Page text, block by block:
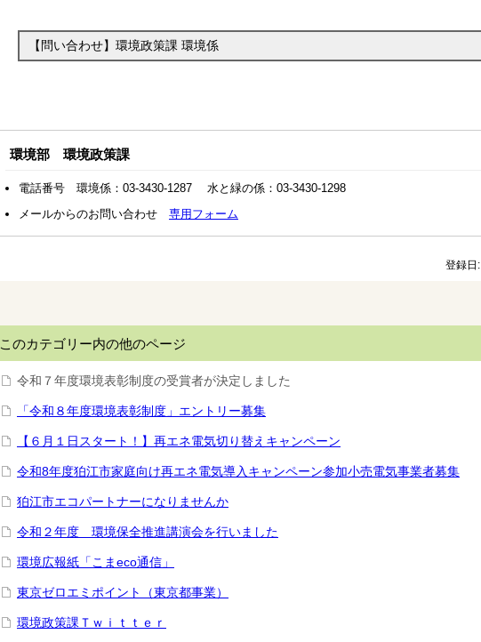
【問い合わせ】環境政策課 環境係
環境部 環境政策課
電話番号 環境係：03-3430-1287 水と緑の係：03-3430-1298
メールからのお問い合わせ 専用フォーム
登録日:
このカテゴリー内の他のページ
令和７年度環境表彰制度の受賞者が決定しました
「令和８年度環境表彰制度」エントリー募集
【６月１日スタート！】再エネ電気切り替えキャンペーン
令和8年度狛江市家庭向け再エネ電気導入キャンペーン参加小売電気事業者募集
狛江市エコパートナーになりませんか
令和２年度 環境保全推進講演会を行いました
環境広報紙「こまeco通信」
東京ゼロエミポイント（東京都事業）
環境政策課Ｔｗｉｔｔｅｒ